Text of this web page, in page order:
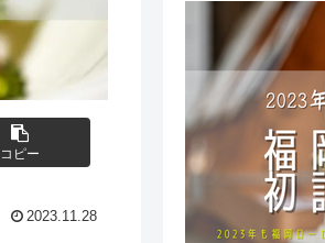
コピー
2023.11.28